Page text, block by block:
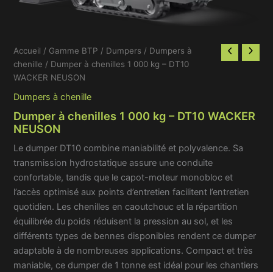
Accueil / Gamme BTP / Dumpers / Dumpers à
chenille / Dumper à chenilles 1 000 kg – DT10
WACKER NEUSON
Dumpers à chenille
Dumper à chenilles 1 000 kg – DT10 WACKER
NEUSON
Le dumper DT10 combine maniabilité et polyvalence. Sa
transmission hydrostatique assure une conduite
confortable, tandis que le capot-moteur monobloc et
l’accès optimisé aux points d’entretien facilitent l’entretien
quotidien. Les chenilles en caoutchouc et la répartition
équilibrée du poids réduisent la pression au sol, et les
différents types de bennes disponibles rendent ce dumper
adaptable à de nombreuses applications. Compact et très
maniable, ce dumper de 1 tonne est idéal pour les chantiers